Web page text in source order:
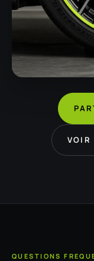
VOIR
QUESTIONS